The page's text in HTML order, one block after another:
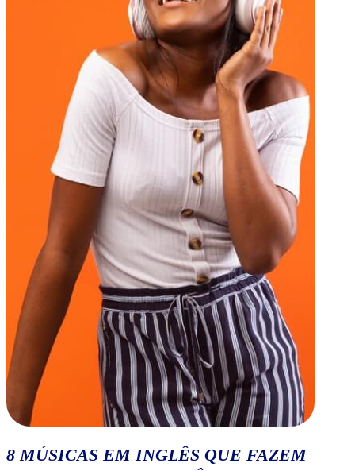
8 MÚSICAS EM INGLÊS QUE FAZEM